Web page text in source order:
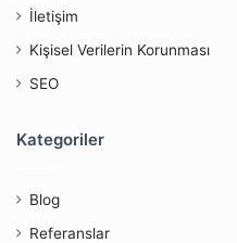
İletişim
Kişisel Verilerin Korunması
SEO
Kategoriler
Blog
Referanslar